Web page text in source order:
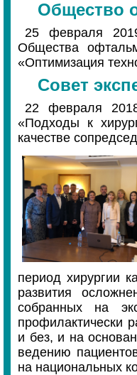
Общество
25 февраля
Общества
«Оптимизация
Совет
22 февраля
«Подходы к
качестве
период хирургии
развития
собранных на
профилактически
и без, и на
ведению
на национальных